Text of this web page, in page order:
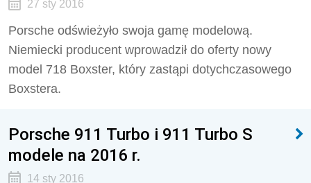
27 sty 2016
Porsche odświeżyło swoja gamę modelową.
Niemiecki producent wprowadził do oferty nowy
model 718 Boxster, który zastąpi dotychczasowego
Boxstera.
Porsche 911 Turbo i 911 Turbo S
modele na 2016 r.
14 sty 2016